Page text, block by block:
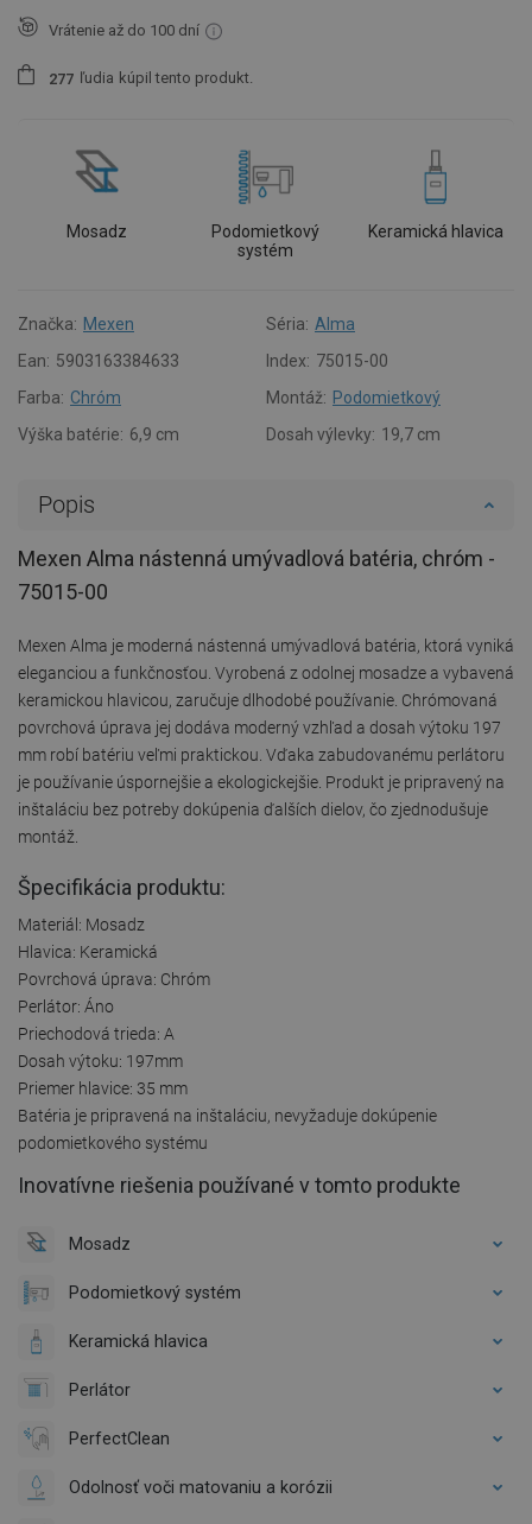
Vrátenie až do 100 dní
277 ľudia kúpil tento produkt.
Mosadz
Podomietkový
systém
Keramická hlavica
Značka: Mexen Séria: Alma
Ean: 5903163384633 Index: 75015-00
Farba: Chróm Montáž: Podomietkový
Výška batérie: 6,9 cm Dosah výlevky: 19,7 cm
Popis
Mexen Alma nástenná umývadlová batéria, chróm -
75015-00
Mexen Alma je moderná nástenná umývadlová batéria, ktorá vyniká
eleganciou a funkčnosťou. Vyrobená z odolnej mosadze a vybavená
keramickou hlavicou, zaručuje dlhodobé používanie. Chrómovaná
povrchová úprava jej dodáva moderný vzhľad a dosah výtoku 197
mm robí batériu veľmi praktickou. Vďaka zabudovanému perlátoru
je používanie úspornejšie a ekologickejšie. Produkt je pripravený na
inštaláciu bez potreby dokúpenia ďalších dielov, čo zjednodušuje
montáž.
Špecifikácia produktu:
Materiál: Mosadz
Hlavica: Keramická
Povrchová úprava: Chróm
Perlátor: Áno
Priechodová trieda: A
Dosah výtoku: 197mm
Priemer hlavice: 35 mm
Batéria je pripravená na inštaláciu, nevyžaduje dokúpenie
podomietkového systému
Inovatívne riešenia používané v tomto produkte
Mosadz
Podomietkový systém
Keramická hlavica
Perlátor
PerfectClean
Odolnosť voči matovaniu a korózii